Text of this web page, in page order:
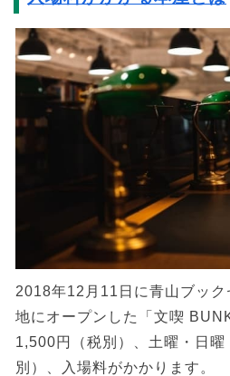
2018年12月11日に青山ブッ
地にオープンした「文喫
1,500円（税別）、土曜・日
別）、入場料がかかります。